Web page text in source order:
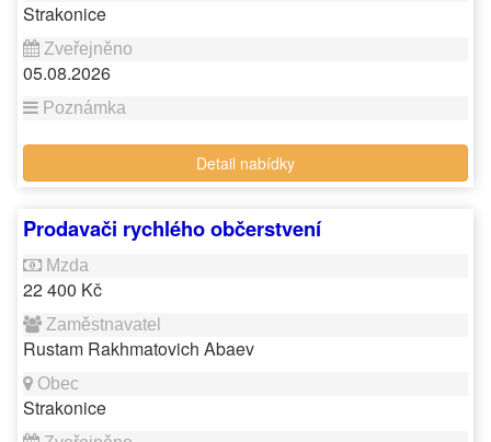
Strakonice
05.08.2026
Detail nabídky
Prodavači rychlého občerstvení
22 400 Kč
Rustam Rakhmatovich Abaev
Strakonice